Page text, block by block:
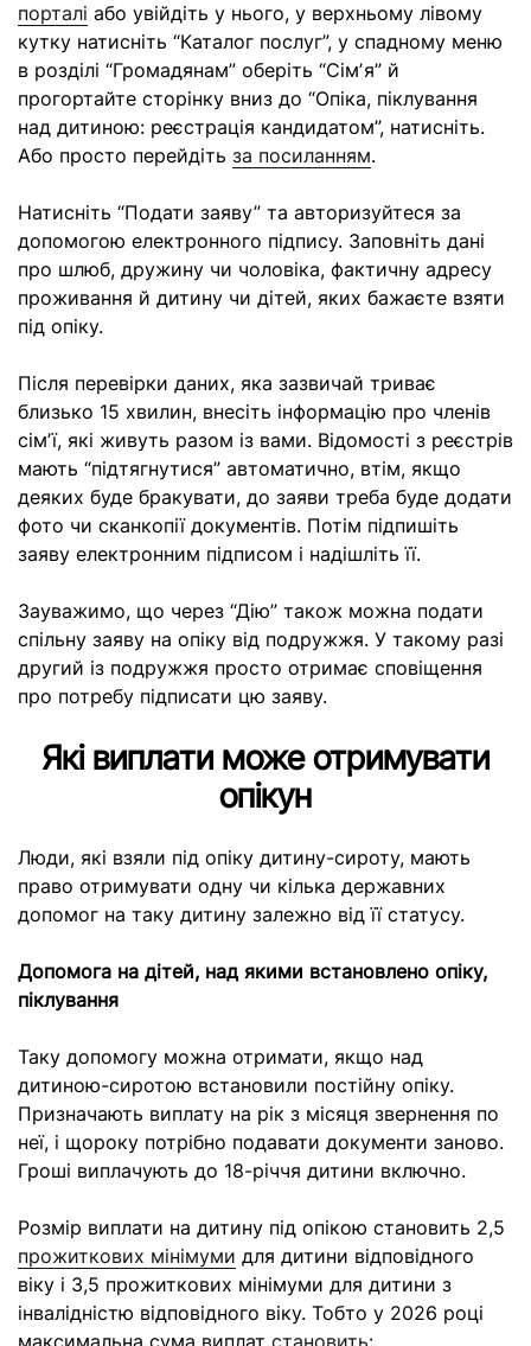
порталі або увійдіть у нього, у верхньому лівому
кутку натисніть “Каталог послуг”, у спадному меню
в розділі “Громадянам” оберіть “Сімʼя” й
прогортайте сторінку вниз до “Опіка, піклування
над дитиною: реєстрація кандидатом”, натисніть.
Або просто перейдіть за посиланням.
Натисніть “Подати заяву” та авторизуйтеся за
допомогою електронного підпису. Заповніть дані
про шлюб, дружину чи чоловіка, фактичну адресу
проживання й дитину чи дітей, яких бажаєте взяти
під опіку.
Після перевірки даних, яка зазвичай триває
близько 15 хвилин, внесіть інформацію про членів
сімʼї, які живуть разом із вами. Відомості з реєстрів
мають “підтягнутися” автоматично, втім, якщо
деяких буде бракувати, до заяви треба буде додати
фото чи сканкопії документів. Потім підпишіть
заяву електронним підписом і надішліть її.
Зауважимо, що через “Дію” також можна подати
спільну заяву на опіку від подружжя. У такому разі
другий із подружжя просто отримає сповіщення
про потребу підписати цю заяву.
Які виплати може отримувати
опікун
Люди, які взяли під опіку дитину-сироту, мають
право отримувати одну чи кілька державних
допомог на таку дитину залежно від її статусу.
Допомога на дітей, над якими встановлено опіку,
піклування
Таку допомогу можна отримати, якщо над
дитиною-сиротою встановили постійну опіку.
Призначають виплату на рік з місяця звернення по
неї, і щороку потрібно подавати документи заново.
Гроші виплачують до 18-річчя дитини включно.
Розмір виплати на дитину під опікою становить 2,5
прожиткових мінімуми для дитини відповідного
віку і 3,5 прожиткових мінімуми для дитини з
інвалідністю відповідного віку. Тобто у 2026 році
максимальна сума виплат становить: